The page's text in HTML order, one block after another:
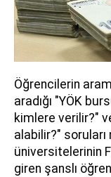
Öğrencilerin
aradığı "YÖK
kimlere verilir?"
alabilir?"
üniversitelerinin
giren şanslı